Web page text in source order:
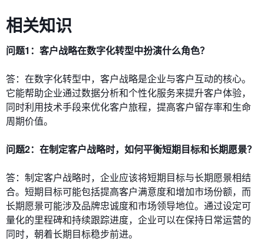
相关知识
问题1：客户战略在数字化转型中扮演什么角色？
答：在数字化转型中，客户战略是企业与客户互动的核心。
它能帮助企业通过数据分析和个性化服务来提升客户体验，
同时利用技术手段来优化客户旅程，提高客户留存率和生命
周期价值。
问题2：在制定客户战略时，如何平衡短期目标和长期愿景？
答：制定客户战略时，企业应该将短期目标与长期愿景相结
合。短期目标可能包括提高客户满意度和增加市场份额，而
长期愿景可能涉及品牌忠诚度和市场领导地位。通过设定可
量化的里程碑和持续跟踪进度，企业可以在保持日常运营的
同时，朝着长期目标稳步前进。